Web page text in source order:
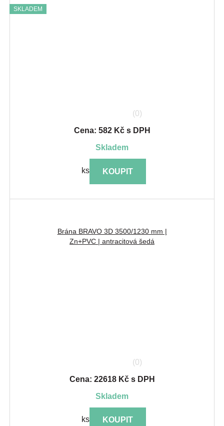
SKLADEM
(0)
Cena: 582 Kč s DPH
skladem
ks KOUPIT
Brána BRAVO 3D 3500/1230 mm |
Zn+PVC | antracitová šedá
(0)
Cena: 22618 Kč s DPH
skladem
ks KOUPIT